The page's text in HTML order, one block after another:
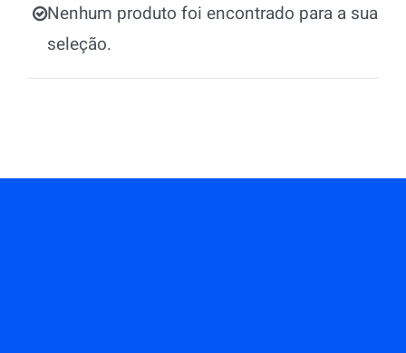
Nenhum produto foi encontrado para a sua
seleção.